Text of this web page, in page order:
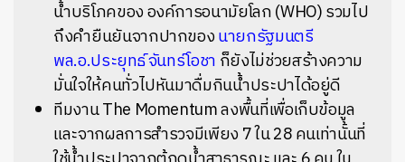
น้ำบริโภคของ องค์การอนามัยโลก (WHO) รวมไป
ถึงคำยืนยันจากปากของนายกรัฐมนตรี
พล.อ.ประยุทธ์ จันทร์โอชา ก็ยังไม่ช่วยสร้างความ
มั่นใจให้คนทั่วไปหันมาดื่มกินน้ำประปาได้อยู่ดี
ทีมงาน The Momentum ลงพื้นที่เพื่อเก็บข้อมูล
และจากผลการสำรวจมีเพียง 7 ใน 28 คนเท่านั้นที่